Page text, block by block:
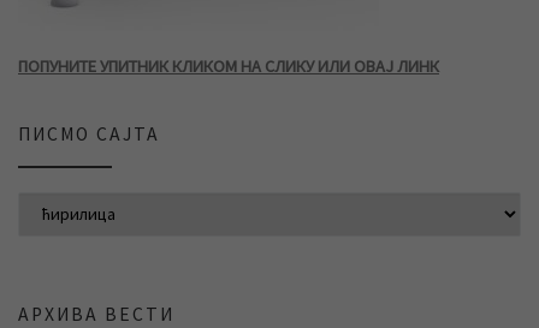
ПОПУНИТЕ УПИТНИК КЛИКОМ НА СЛИКУ ИЛИ ОВАЈ ЛИНК
ПИСМО САЈТА
АРХИВА ВЕСТИ